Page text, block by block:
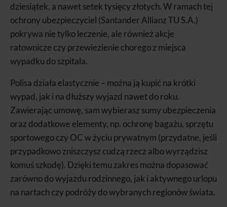
dziesiątek, a nawet setek tysięcy złotych. W ramach tej
ochrony ubezpieczyciel (Santander Allianz TU S.A.)
pokrywa nie tylko leczenie, ale również akcje
ratownicze czy przewiezienie chorego z miejsca
wypadku do szpitala.
Polisa działa elastycznie – można ją kupić na krótki
wypad, jak i na dłuższy wyjazd nawet do roku.
Zawierając umowę, sam wybierasz sumy ubezpieczenia
oraz dodatkowe elementy, np. ochronę bagażu, sprzętu
sportowego czy OC w życiu prywatnym (przydatne, jeśli
przypadkowo zniszczysz cudzą rzecz albo wyrządzisz
komuś szkodę). Dzięki temu zakres można dopasować
zarówno do wyjazdu rodzinnego, jak i aktywnego urlopu
na nartach czy podróży do wybranych regionów świata.